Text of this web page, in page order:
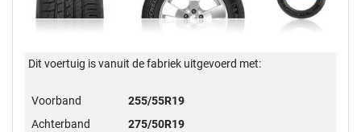
Dit voertuig is vanuit de fabriek uitgevoerd met:
Voorband
255/55R19
Achterband
275/50R19